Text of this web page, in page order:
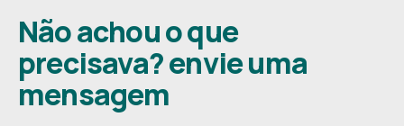
Não achou o que
precisava? envie uma
mensagem